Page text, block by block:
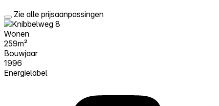
Zie alle prijsaanpassingen
Wonen
259m²
Bouwjaar
1996
Energielabel